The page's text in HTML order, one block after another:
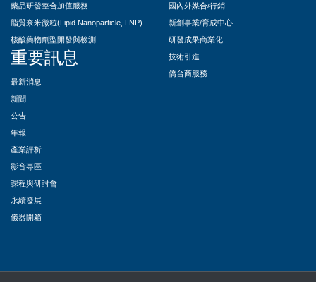
藥品研發整合加值服務
脂質奈米微粒(Lipid Nanoparticle, LNP)
核酸藥物劑型開發與檢測
重要訊息
最新消息
新聞
公告
年報
產業評析
影音專區
課程與研討會
永續發展
儀器開箱
國內外媒合/行銷
新創事業/育成中心
研發成果商業化
技術引進
僑台商服務